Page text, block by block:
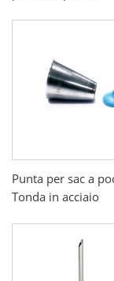
Punta per sac a
Tonda in acciaio